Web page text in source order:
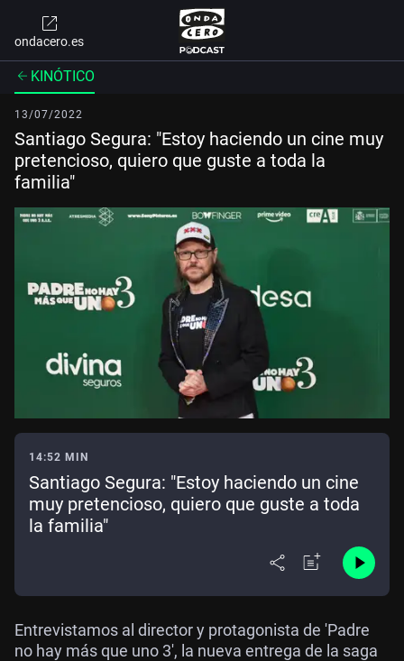
ondacero.es
KINÓTICO
13/07/2022
Santiago Segura: "Estoy haciendo un cine muy
pretencioso, quiero que guste a toda la
familia"
14:52 MIN
Santiago Segura: "Estoy haciendo un cine
muy pretencioso, quiero que guste a toda
la familia"
Entrevistamos al director y protagonista de 'Padre
no hay más que uno 3', la nueva entrega de la saga